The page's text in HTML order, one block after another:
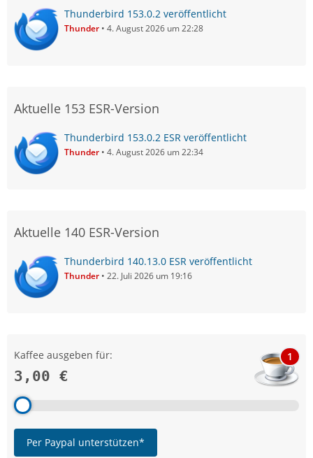
Thunderbird 153.0.2 veröffentlicht
Thunder 4. August 2026 um 22:28
Aktuelle 153 ESR-Version
Thunderbird 153.0.2 ESR veröffentlicht
Thunder 4. August 2026 um 22:34
Aktuelle 140 ESR-Version
Thunderbird 140.13.0 ESR veröffentlicht
Thunder 22. Juli 2026 um 19:16
Kaffee ausgeben für:
3,00 €
1
Per Paypal unterstützen*